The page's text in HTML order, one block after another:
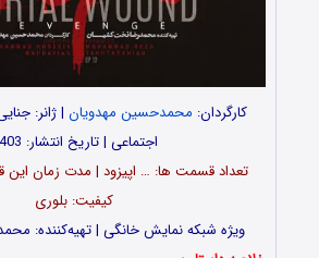
کارگردان: محمدحسین مهدویان | ژانر:
اجتماعی | تاریخ انتشار: 1403
کیفیت: بلوری
ویژه شبکه نمایش خانگی | تهیه‌کننده: